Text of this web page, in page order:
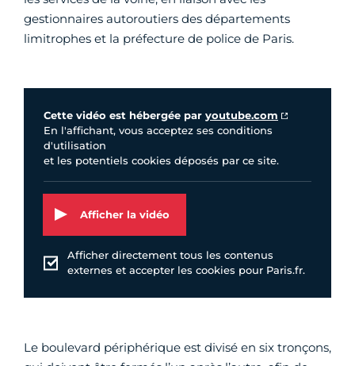
gestionnaires autoroutiers des départements
limitrophes et la préfecture de police de Paris.
Cette vidéo est hébergée par youtube.com
En l'affichant, vous acceptez ses conditions
d'utilisation
et les potentiels cookies déposés par ce site.
Afficher la vidéo
Afficher directement tous les contenus
externes et accepter les cookies pour Paris.fr.
Le boulevard périphérique est divisé en six tronçons,